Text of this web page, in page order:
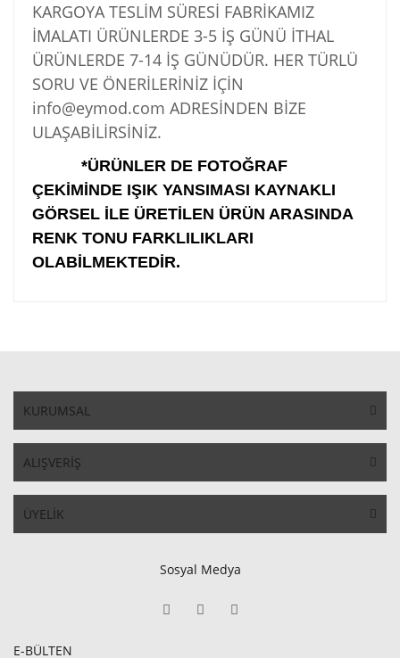
KARGOYA TESLİM SÜRESİ FABRİKAMIZ
İMALATI ÜRÜNLERDE 3-5 İŞ GÜNÜ İTHAL
ÜRÜNLERDE 7-14 İŞ GÜNÜDÜR. HER TÜRLÜ
SORU VE ÖNERİLERİNİZ İÇİN
info@eymod.com ADRESİNDEN BİZE
ULAŞABİLİRSİNİZ.
*ÜRÜNLER DE FOTOĞRAF
ÇEKİMİNDE IŞIK YANSIMASI KAYNAKLI
GÖRSEL İLE ÜRETİLEN ÜRÜN ARASINDA
RENK TONU FARKLILIKLARI
OLABİLMEKTEDİR.
KURUMSAL
ALIŞVERİŞ
ÜYELİK
Sosyal Medya
E-BÜLTEN